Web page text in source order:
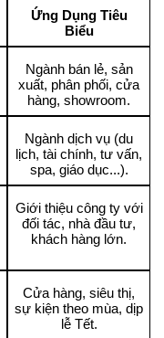
Ứng Dụng Tiêu
Biểu
Ngành bán lẻ, sản
xuất, phân phối, cửa
hàng, showroom.
Ngành dịch vụ (du
lịch, tài chính, tư vấn,
spa, giáo dục...).
Giới thiệu công ty với
đối tác, nhà đầu tư,
khách hàng lớn.
Cửa hàng, siêu thị,
sự kiện theo mùa, dịp
lễ Tết.